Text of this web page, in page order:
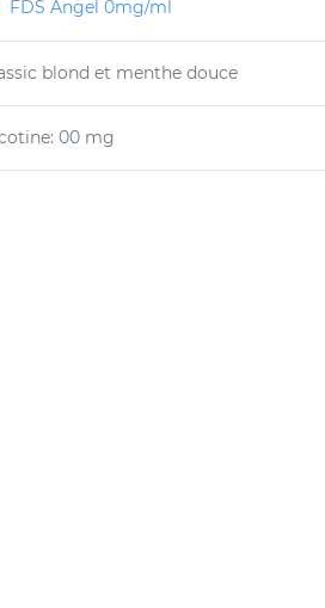
FDS Angel 0mg/ml
blond et menthe douce
: 00 mg